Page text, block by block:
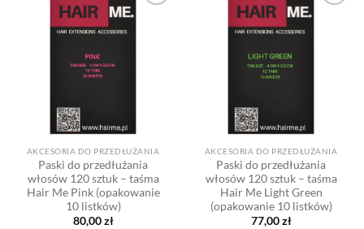
AKCESORIA DO PRZEDŁUŻANIA
Paski do przedłużania
włosów 120 sztuk – taśma
Hair Me Pink (opakowanie
10 listków)
80,00zł
AKCESORIA DO PRZEDŁUŻANIA
Paski do przedłużania
włosów 120 sztuk – taśma
Hair Me Light Green
(opakowanie 10 listków)
77,00zł